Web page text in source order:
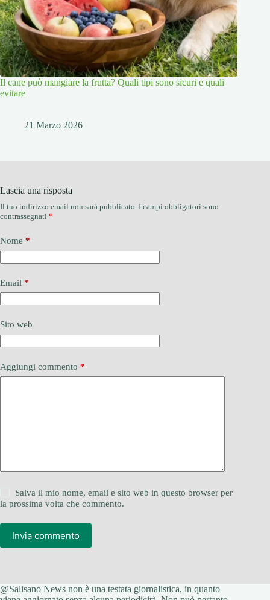
Il cane può mangiare la frutta? Quali tipi sono sicuri e quali
evitare
21 Marzo 2026
Lascia una risposta
Il tuo indirizzo email non sarà pubblicato. I campi obbligatori sono
contrassegnati *
Nome *
Email *
Sito web
Aggiungi commento *
Salva il mio nome, email e sito web in questo browser per
la prossima volta che commento.
Invia commento
@Salisano News non è una testata giornalistica, in quanto